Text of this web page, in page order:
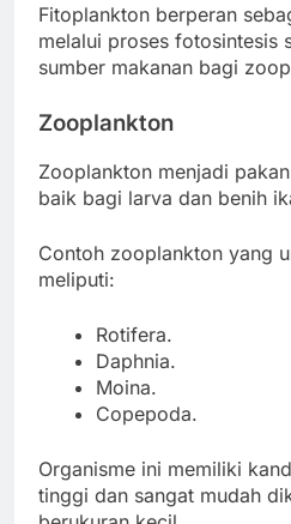
Fitoplankton berperan
melalui proses fotosintesis
sumber makanan bagi
Zooplankton
Zooplankton menjadi
baik bagi larva dan benih
Contoh zooplankton yang
meliputi:
Rotifera.
Daphnia.
Moina.
Copepoda.
Organisme ini memiliki
tinggi dan sangat mudah